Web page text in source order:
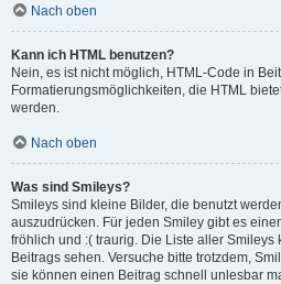
Nach oben
Kann ich HTML benutzen?
Nein, es ist nicht möglich, HTML-Code in
Formatierungsmöglichkeiten, die HTML
werden.
Nach oben
Was sind Smileys?
Smileys sind kleine Bilder, die benutzt
auszudrücken. Für jeden Smiley gibt es
fröhlich und :( traurig. Die Liste aller Smileys
Beitrags sehen. Versuche bitte trotzdem,
sie können einen Beitrag schnell unlesbar